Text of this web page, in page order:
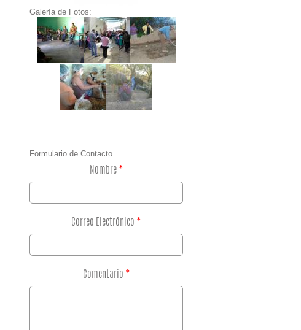
Galería de Fotos:
Formulario de Contacto
Nombre *
Correo Electrónico *
Comentario *